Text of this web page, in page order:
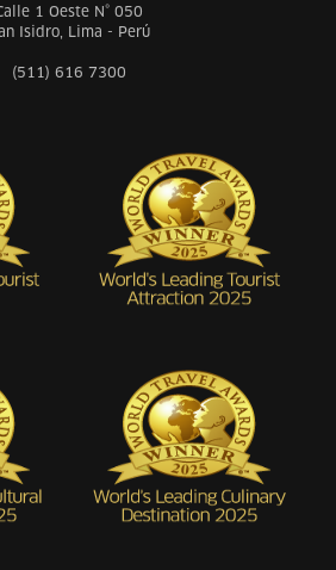
1 Oeste N° 050
Isidro, Lima - Perú
(511) 616 7300